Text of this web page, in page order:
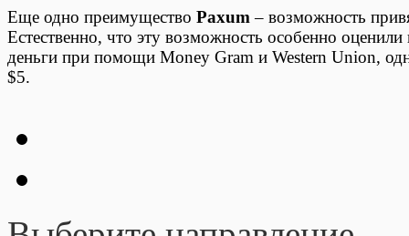
Еще одно преимущество Paxum – возможность
Естественно, что эту возможность особенно
деньги при помощи Money Gram и Western Union,
$5.